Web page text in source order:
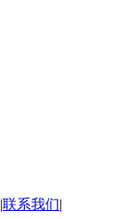
|联系我们|